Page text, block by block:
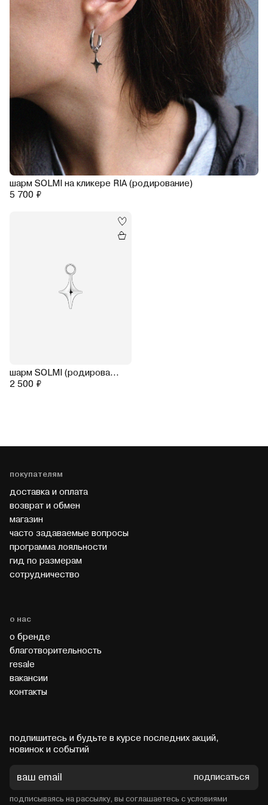
шарм SOLMI на кликере RIA (родирование)
5 700 ₽
шарм SOLMI (родирование)
2 500 ₽
покупателям
доставка и оплата
возврат и обмен
магазин
часто задаваемые вопросы
программа лояльности
гид по размерам
cотрудничество
о нас
о бренде
благотворительность
resale
вакансии
контакты
подпишитесь и будьте в курсе последних акций,
новинок и событий
подписаться
подписываясь на рассылку, вы соглашаетесь с условиями